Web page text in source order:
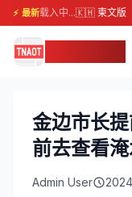
⚡ 最新载入中...🇰🇭 柬文版
金边市长提
前去查看淹
Admin User